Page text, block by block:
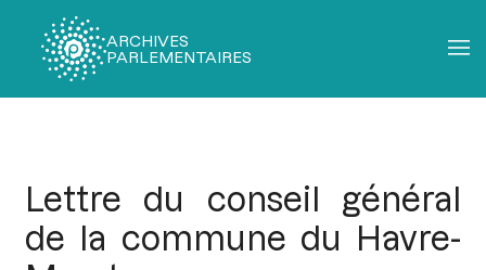
ARCHIVES
PARLEMENTAIRES
Lettre du conseil général
de la commune du Havre-